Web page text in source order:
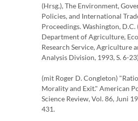
(Hrsg.), The Environment,
Policies, and International
Proceedings. Washington, D.C.
Department of Agriculture,
Research Service, Agriculture
Analysis Division, 1993, S. 6-
(mit Roger D. Congleton)
Morality and Exit." American
Science Review, Vol. 86, Juni
431.